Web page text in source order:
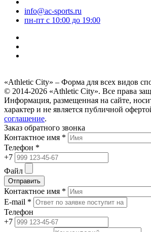
info@ac-sports.ru
пн-пт c 10:00 до 19:00
«Athletic City» – Форма для всех видов
© 2014-2026 «Athletic City». Все права
Информация, размещенная на сайте,
характер и не является публичной
соглашение.
Заказ обратного звонка
Контактное имя *
Телефон *
+7
Файл
Отправить
Контактное имя *
E-mail *
Телефон
+7